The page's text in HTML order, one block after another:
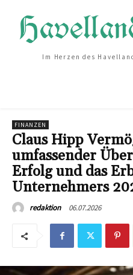
Im Herzen des
FINANZEN
Claus Hipp
umfassender
Erfolg und das
Unternehmers
redaktion 06.07.2026